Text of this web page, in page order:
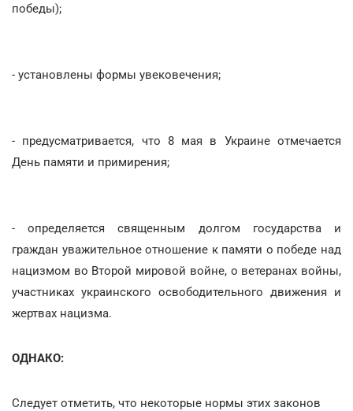
победы);
- установлены формы увековечения;
- предусматривается, что 8 мая в Украине отмечается
День памяти и примирения;
- определяется священным долгом государства и
граждан уважительное отношение к памяти о победе над
нацизмом во Второй мировой войне, о ветеранах войны,
участниках украинского освободительного движения и
жертвах нацизма.
ОДНАКО:
Следует отметить, что некоторые нормы этих законов